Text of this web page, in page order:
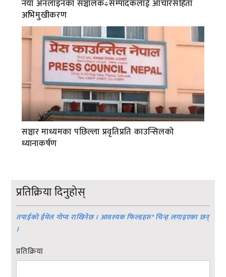
नयाँ अनलाइनका सञ्चालक÷सम्पादकलाई आचारसंहिता
अभिमुखीकरण
सञ्चार माध्यमका पछिल्ला प्रवृतिप्रति काउन्सिलको
ध्यानाकर्षण
प्रतिक्रिया दिनुहोस्
तपाईको ईमेल गोप्य राखिनेछ । आवश्यक फिल्डहरु*चिन्ह लगाइएका छन्
।
प्रतिक्रिया